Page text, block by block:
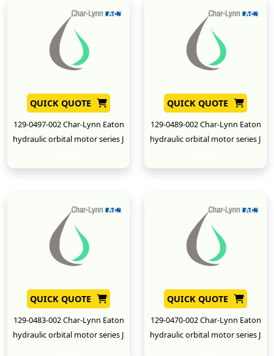
QUICK QUOTE
129-0497-002 Char-Lynn Eaton
hydraulic orbital motor series J
QUICK QUOTE
129-0489-002 Char-Lynn Eaton
hydraulic orbital motor series J
QUICK QUOTE
129-0483-002 Char-Lynn Eaton
hydraulic orbital motor series J
QUICK QUOTE
129-0470-002 Char-Lynn Eaton
hydraulic orbital motor series J